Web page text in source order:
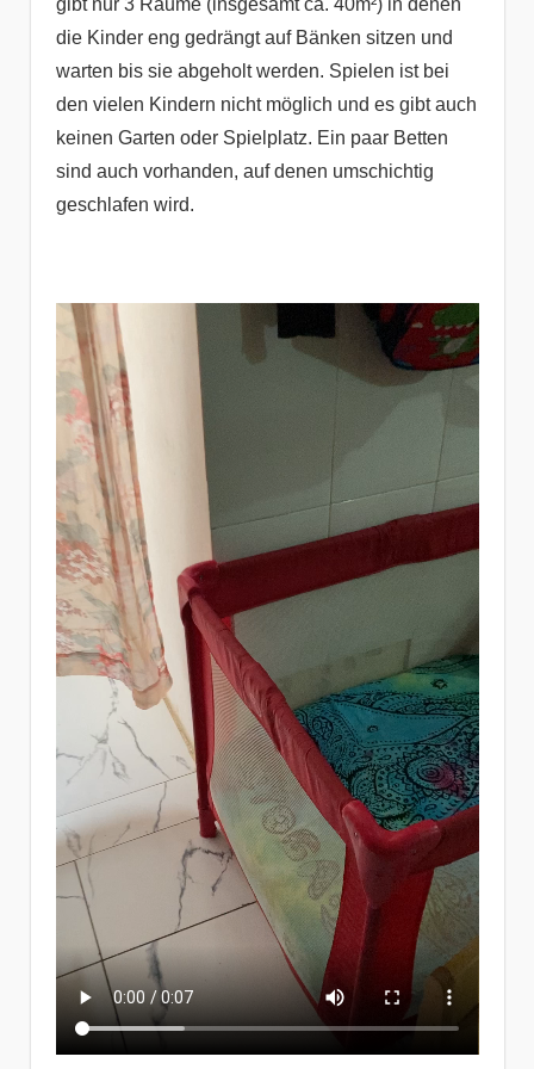
gibt nur 3 Räume (insgesamt ca. 40m²) in denen
die Kinder eng gedrängt auf Bänken sitzen und
warten bis sie abgeholt werden. Spielen ist bei
den vielen Kindern nicht möglich und es gibt auch
keinen Garten oder Spielplatz. Ein paar Betten
sind auch vorhanden, auf denen umschichtig
geschlafen wird.